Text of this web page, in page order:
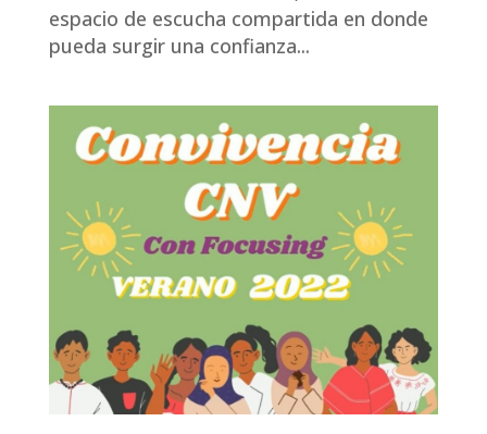
espacio de escucha compartida en donde
pueda surgir una confianza...